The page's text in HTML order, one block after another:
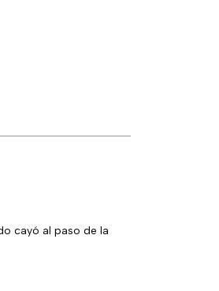
cayó al paso de la